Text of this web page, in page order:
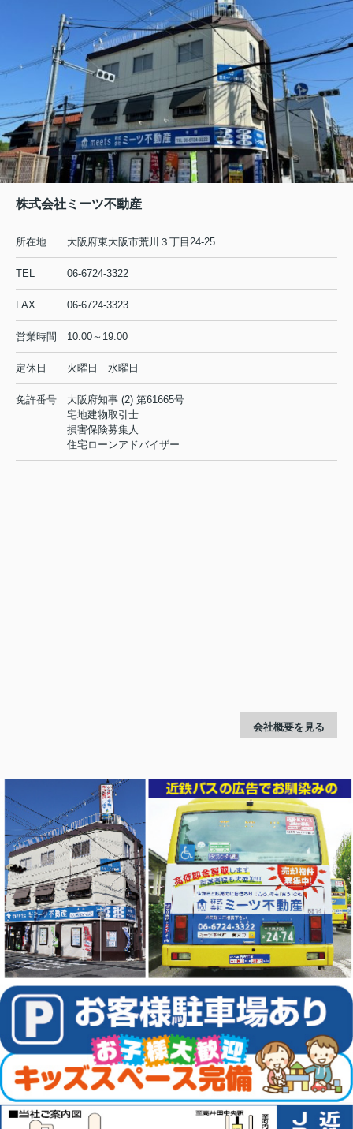
株式会社ミーツ不動産
所在地 大阪府東大阪市荒川３丁目24-25
TEL 06-6724-3322
FAX 06-6724-3323
営業時間 10:00～19:00
定休日 火曜日 水曜日
免許番号
大阪府知事 (2) 第61665号
宅地建物取引士
損害保険募集人
住宅ローンアドバイザー
会社概要を見る